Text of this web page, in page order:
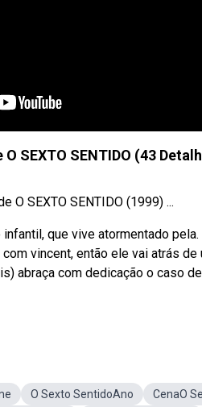
SEXTO SENTIDO (43
O SEXTO SENTIDO (1999) ...
que vive atormentado
vincent, então ele vai atrás
abraça com dedicação o caso
O Sexto SentidoAno CenaO